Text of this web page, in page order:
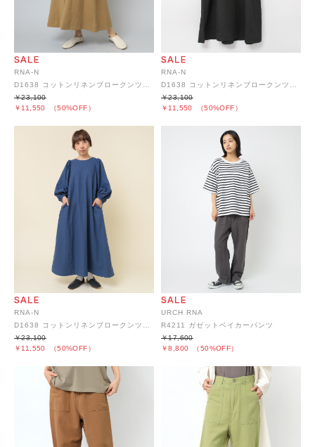
RNA-N
￥11,550 （50%OFF）
￥23,100
RNA-N
￥11,550 （50%OFF）
￥23,100
RNA-N
D1638 コットンリネンブロークンツイルデザインワンピース
￥11,550 （50%OFF）
￥23,100
URCH RNA
R4211 ガゼットベイカーパンツ
￥8,800 （50%OFF）
￥17,600